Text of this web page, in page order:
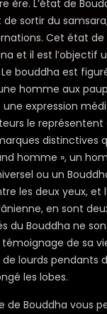
ère. L’état de
de sortir du
Cet état
et il est l’objectif
bouddha est
homme aux
expression
le représentent
distinctives
homme », un
ou un
les deux yeux, et
en sont
du Bouddha ne
de sa
lourds pendants
les lobes.
de Bouddha vous